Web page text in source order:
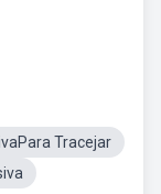
Tracejar